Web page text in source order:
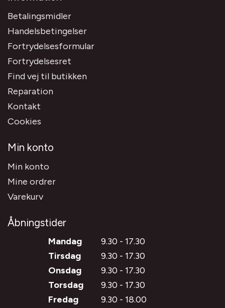
Betalingsmidler
Handelsbetingelser
Fortrydelsesformular
Fortrydelsesret
Find vej til butikken
Reparation
Kontakt
Cookies
Min konto
Min konto
Mine ordrer
Varekurv
Åbningstider
Mandag
9.30 - 17.30
Tirsdag
9.30 - 17.30
Onsdag
9.30 - 17.30
Torsdag
9.30 - 17.30
Fredag
9.30 - 18.00